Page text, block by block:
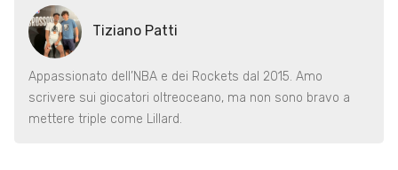
Tiziano Patti
Appassionato dell’NBA e dei Rockets dal 2015. Amo
scrivere sui giocatori oltreoceano, ma non sono bravo a
mettere triple come Lillard.